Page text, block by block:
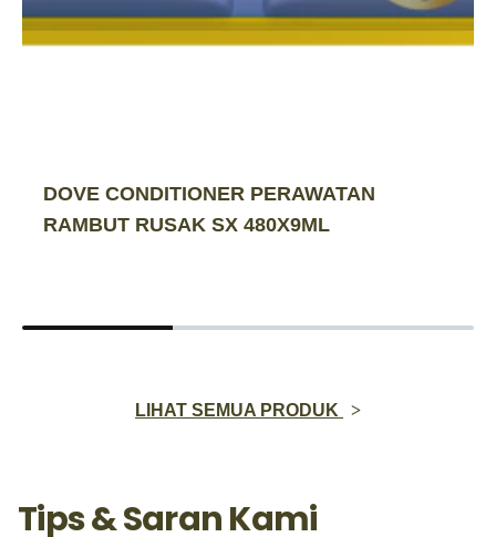
DOVE CONDITIONER PERAWATAN
RAMBUT RUSAK SX 480X9ML
LIHAT SEMUA PRODUK
Tips & Saran Kami